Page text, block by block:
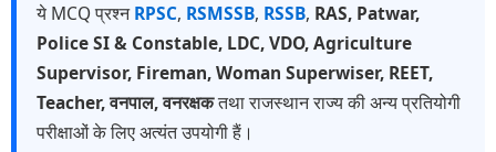
ये MCQ प्रश्नRPSC, RSMSSB, RSSB, RAS, Patwar,
Police SI & Constable, LDC, VDO, Agriculture
Supervisor, Fireman, Woman Superwiser, REET,
Teacher, वनपाल, वनरक्षकतथा राजस्थान राज्य की अन्य प्रतियोगी
परीक्षाओं के लिए अत्यंत उपयोगी हैं।